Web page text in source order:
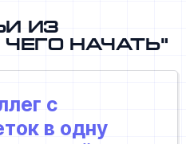
из
чего начать"
с
в одну